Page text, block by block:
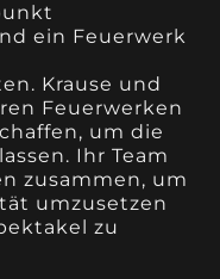
ein Feuerwerk
Krause und
Feuerwerken
um die
Ihr Team
zusammen, um
umzusetzen
zu